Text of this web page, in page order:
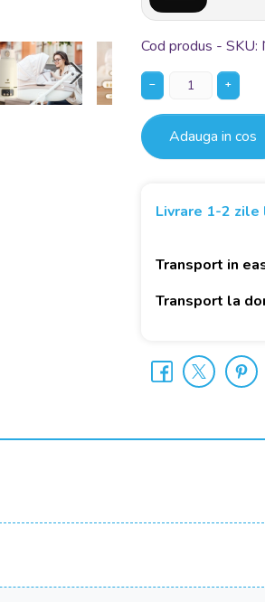
Cod produs - SKU
− +
Adauga in cos
Livrare 1-2
Transport in
Transport la